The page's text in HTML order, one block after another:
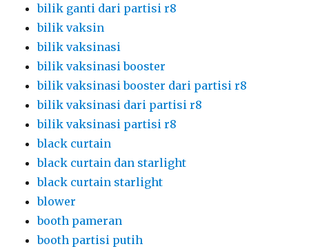
bilik ganti dari partisi r8
bilik vaksin
bilik vaksinasi
bilik vaksinasi booster
bilik vaksinasi booster dari partisi r8
bilik vaksinasi dari partisi r8
bilik vaksinasi partisi r8
black curtain
black curtain dan starlight
black curtain starlight
blower
booth pameran
booth partisi putih